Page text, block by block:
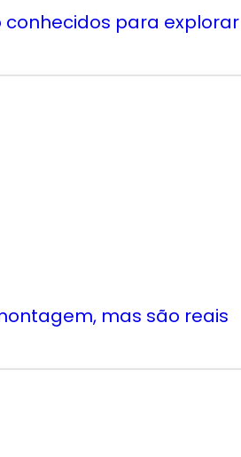
conhecidos para
mas são reais